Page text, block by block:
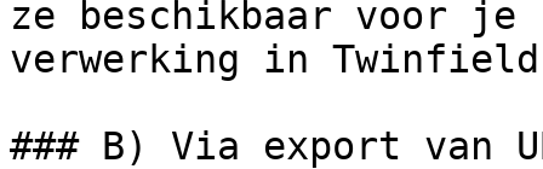
ze beschikbaar voor je
verwerking in
### B) Via export van